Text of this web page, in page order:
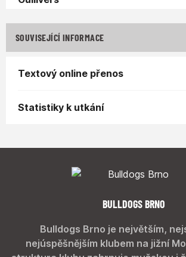
SOUVISEJÍCÍ INFORMACE
Textový online přenos
Statistiky k utkání
BULLDOGS BRNO
Bulldogs Brno je největším,
nejúspěšnějším klubem na jižní